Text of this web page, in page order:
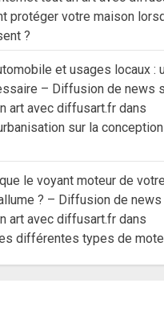
protéger votre maison
?
et usages locaux :
– Diffusion de news
art avec diffusart.fr dans
sur la conception
le voyant moteur de votre
? – Diffusion de
art avec diffusart.fr dans
différentes types de